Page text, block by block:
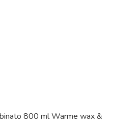
800 ml Warme wax &